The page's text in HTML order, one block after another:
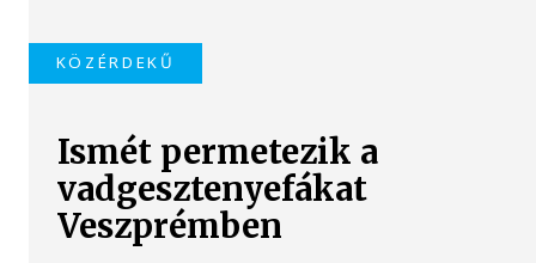
KÖZÉRDEKŰ
Ismét permetezik a
vadgesztenyefákat
Veszprémben